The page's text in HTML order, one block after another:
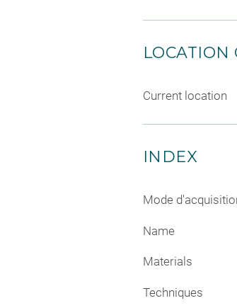
LOCATION
Current location
INDEX
Mode
Name
Materials
Techniques